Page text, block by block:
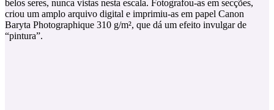
belos seres, nunca vistas nesta escala. Fotografou-as em secções,
criou um amplo arquivo digital e imprimiu-as em papel Canon
Baryta Photographique 310 g/m², que dá um efeito invulgar de
“pintura”.